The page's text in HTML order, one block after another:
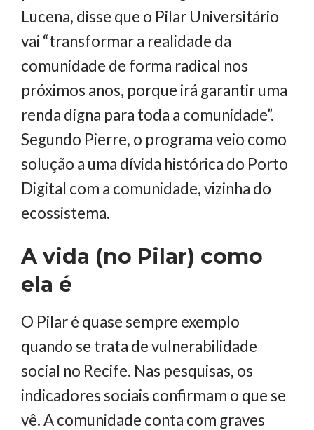
Lucena, disse que o Pilar Universitário
vai “transformar a realidade da
comunidade de forma radical nos
próximos anos, porque irá garantir uma
renda digna para toda a comunidade”.
Segundo Pierre, o programa veio como
solução a uma dívida histórica do Porto
Digital com a comunidade, vizinha do
ecossistema.
A vida (no Pilar) como
ela é
O Pilar é quase sempre exemplo
quando se trata de vulnerabilidade
social no Recife. Nas pesquisas, os
indicadores sociais confirmam o que se
vê. A comunidade conta com graves